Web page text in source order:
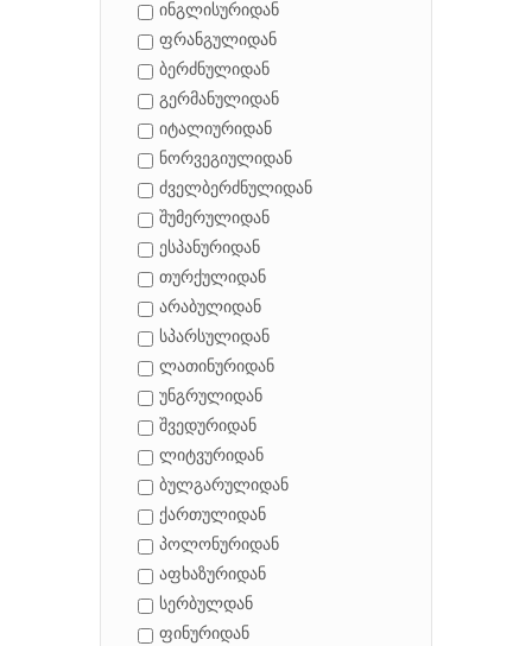
ინგლისურიდან
ფრანგულიდან
ბერძნულიდან
გერმანულიდან
იტალიურიდან
ნორვეგიულიდან
ძველბერძნულიდან
შუმერულიდან
ესპანურიდან
თურქულიდან
არაბულიდან
სპარსულიდან
ლათინურიდან
უნგრულიდან
შვედურიდან
ლიტვურიდან
ბულგარულიდან
ქართულიდან
პოლონურიდან
აფხაზურიდან
სერბულდან
ფინურიდან